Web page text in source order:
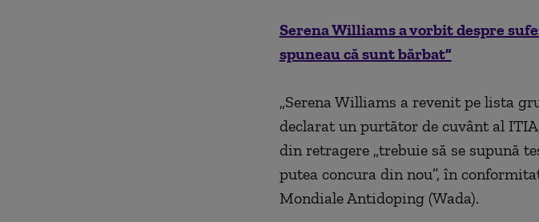
Serena Williams a vorbit despre
spuneau că sunt bărbat”
„Serena Williams a revenit pe lista
declarat un purtător de cuvânt al
din retragere „trebuie să se supună
putea concura din nou”, în
Mondiale Antidoping (Wada).